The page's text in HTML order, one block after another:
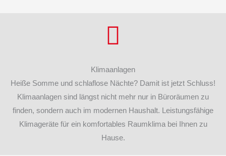
Klimaanlagen
Heiße Somme und schlaflose Nächte? Damit ist jetzt Schluss!
Klimaanlagen sind längst nicht mehr nur in Büroräumen zu
finden, sondern auch im modernen Haushalt. Leistungsfähige
Klimageräte für ein komfortables Raumklima bei Ihnen zu
Hause.